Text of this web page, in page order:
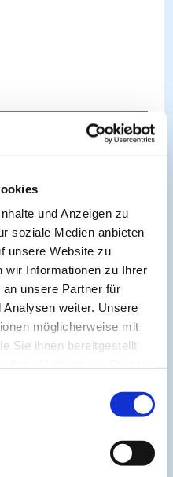
und Anzeigen zu
soziale Medien anbieten
unsere Website zu
wir Informationen zu Ihrer
unsere Partner für
weiter. Unsere
möglicherweise mit
Sie ihnen bereitgestellt
Praxis
& Endokrinologie
Interdisziplinär
Pneumologie